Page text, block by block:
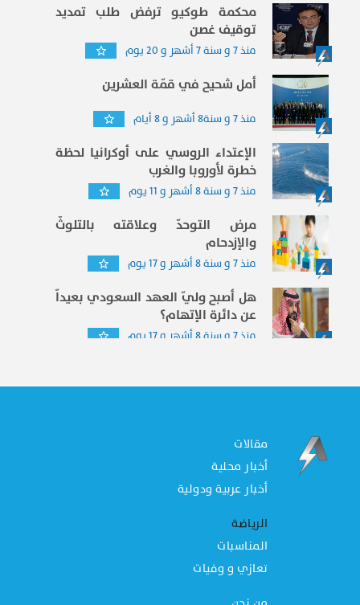
محكمة طوكيو ترفض طلب تمديد
توقيف غصن
منذ 7 و سنة 7 أشهر و 20 يوم
أمل شحيح في قمّة العشرين
منذ 7 و سنة8 أشهر و 8 أيام
الإعتداء الروسي على أوكرانيا لحظة
خطرة لأوروبا والغرب
منذ 7 و سنة 8 أشهر و 11 يوم
مرض التوحدّ وعلاقته بالتلوثّ
والإزدحام
منذ 7 و سنة 8 أشهر و 17 يوم
هل أصبح وليّ العهد السعودي بعيداّ
عن دائرة الإتهام؟
منذ 7 و سنة 8 أشهر و 17 يوم
مقالات
أخبار محلية
أخبار عربية ودولية
الرياضة
المناسبات
تعازي و وفيات